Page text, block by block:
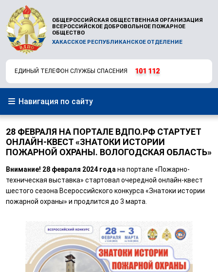
ОБЩЕРОССИЙСКАЯ ОБЩЕСТВЕННАЯ ОРГАНИЗАЦИЯ
ВСЕРОССИЙСКОЕ ДОБРОВОЛЬНОЕ ПОЖАРНОЕ
ОБЩЕСТВО
ХАКАССКОЕ РЕСПУБЛИКАНСКОЕ ОТДЕЛЕНИЕ
ЕДИНЫЙ ТЕЛЕФОН СЛУЖБЫ СПАСЕНИЯ 101 112
Навигация по сайту
28 ФЕВРАЛЯ НА ПОРТАЛЕ ВДПО.РФ СТАРТУЕТ
ОНЛАЙН-КВЕСТ «ЗНАТОКИ ИСТОРИИ
ПОЖАРНОЙ ОХРАНЫ. ВОЛОГОДСКАЯ ОБЛАСТЬ»
Внимание! 28 февраля 2024 года на портале «Пожарно-
техническая выставка» стартовал очередной онлайн-квест
шестого сезона Всероссийского конкурса «Знатоки истории
пожарной охраны» и продлится до 3 марта.